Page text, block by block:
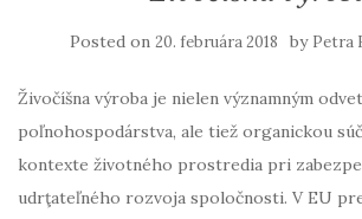
Posted on 20. februára 2018 by Petra
Živočíšna výroba je nielen významným
poľnohospodárstva, ale tiež organickou
kontexte životného prostredia pri
udrţateľného rozvoja spoločnosti. V EU